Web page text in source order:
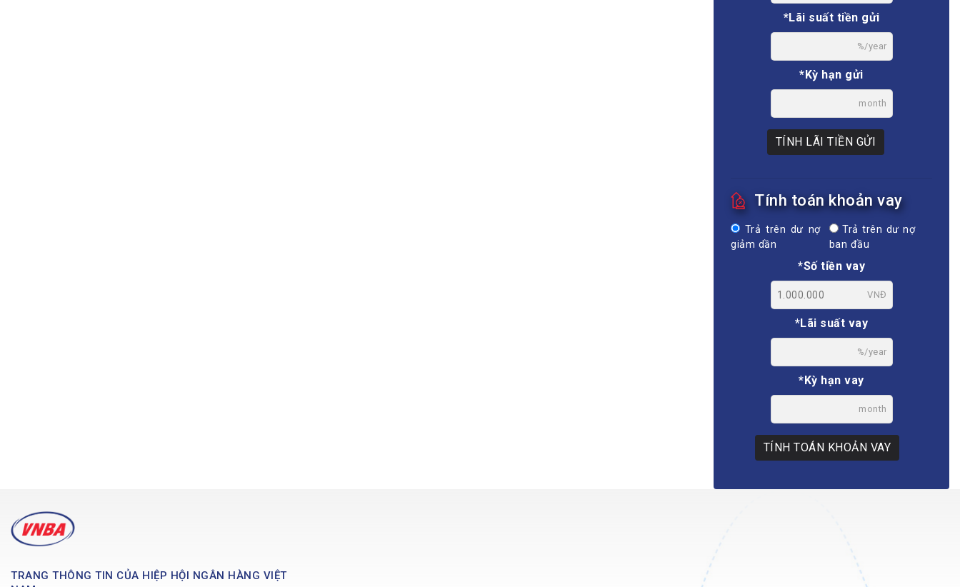
*Lãi suất tiền gửi
%/year
*Kỳ hạn gửi
month
TÍNH LÃI TIỀN GỬI
Tính toán khoản vay
Trả trên dư nợ
giảm dần
Trả trên dư nợ
ban đầu
*Số tiền vay
VNĐ
*Lãi suất vay
%/year
*Kỳ hạn vay
month
TÍNH TOÁN KHOẢN VAY
TRANG THÔNG TIN CỦA HIỆP HỘI NGÂN HÀNG VIỆT